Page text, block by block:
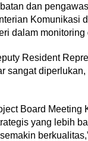
dan
Komunikasi
dalam
Resident
sangat
Board
yang lebih